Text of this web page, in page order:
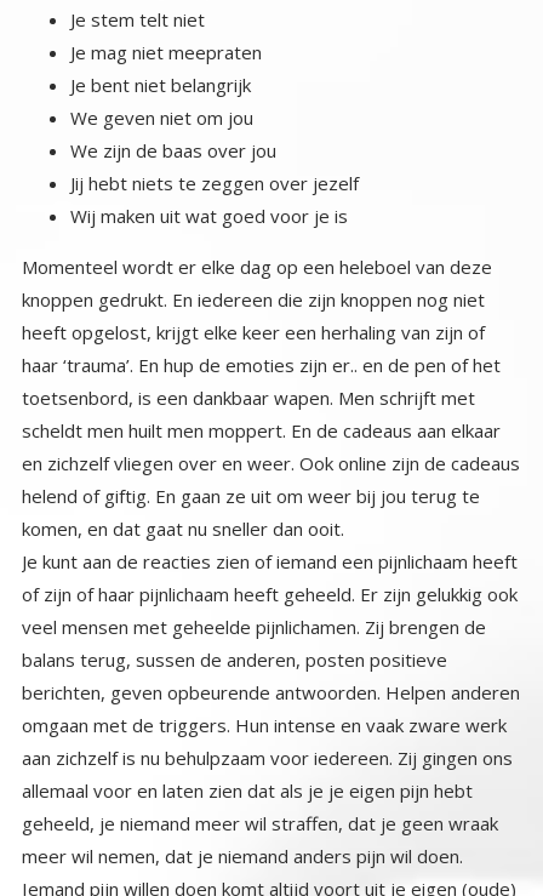
Je stem telt niet
Je mag niet meepraten
Je bent niet belangrijk
We geven niet om jou
We zijn de baas over jou
Jij hebt niets te zeggen over jezelf
Wij maken uit wat goed voor je is
Momenteel wordt er elke dag op een heleboel van deze
knoppen gedrukt. En iedereen die zijn knoppen nog niet
heeft opgelost, krijgt elke keer een herhaling van zijn of
haar ‘trauma’. En hup de emoties zijn er.. en de pen of het
toetsenbord, is een dankbaar wapen. Men schrijft met
scheldt men huilt men moppert. En de cadeaus aan elkaar
en zichzelf vliegen over en weer. Ook online zijn de cadeaus
helend of giftig. En gaan ze uit om weer bij jou terug te
komen, en dat gaat nu sneller dan ooit.
Je kunt aan de reacties zien of iemand een pijnlichaam heeft
of zijn of haar pijnlichaam heeft geheeld. Er zijn gelukkig ook
veel mensen met geheelde pijnlichamen. Zij brengen de
balans terug, sussen de anderen, posten positieve
berichten, geven opbeurende antwoorden. Helpen anderen
omgaan met de triggers. Hun intense en vaak zware werk
aan zichzelf is nu behulpzaam voor iedereen. Zij gingen ons
allemaal voor en laten zien dat als je je eigen pijn hebt
geheeld, je niemand meer wil straffen, dat je geen wraak
meer wil nemen, dat je niemand anders pijn wil doen.
Iemand pijn willen doen komt altijd voort uit je eigen (oude)
pijn. Iemand die zijn pijn heeft opgelost, haat niemand, haat
corona niet, zijn ex niet, de regering niet, de moslims niet.
Een geheeld mens heeft geen zondebokken nodig.
Zondebokken zijn degenen die worden uitverkoren de
geprojecteerde gevoelens van de onbewuste pijnlichamen
te dragen. We kennen ze uit de geschiedenis uit de meeste